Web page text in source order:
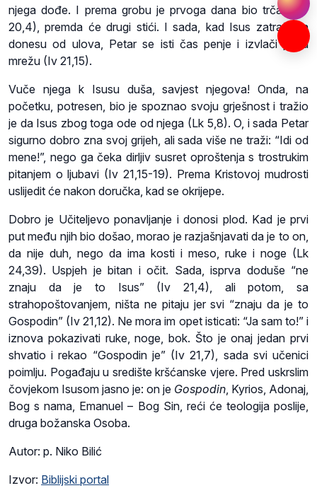
njega dođe. I prema grobu je prvoga dana bio trčao (Iv
20,4), premda će drugi stići. I sada, kad Isus zatraži da
donesu od ulova, Petar se isti čas penje i izvlači punu
mrežu (Iv 21,15).
Vuče njega k Isusu duša, savjest njegova! Onda, na
početku, potresen, bio je spoznao svoju grješnost i tražio
je da Isus zbog toga ode od njega (Lk 5,8). O, i sada Petar
sigurno dobro zna svoj grijeh, ali sada više ne traži: “Idi od
mene!”, nego ga čeka dirljiv susret oproštenja s trostrukim
pitanjem o ljubavi (Iv 21,15-19). Prema Kristovoj mudrosti
uslijedit će nakon doručka, kad se okrijepe.
Dobro je Učiteljevo ponavljanje i donosi plod. Kad je prvi
put među njih bio došao, morao je razjašnjavati da je to on,
da nije duh, nego da ima kosti i meso, ruke i noge (Lk
24,39). Uspjeh je bitan i očit. Sada, isprva doduše “ne
znaju da je to Isus” (Iv 21,4), ali potom, sa
strahopoštovanjem, ništa ne pitaju jer svi “znaju da je to
Gospodin” (Iv 21,12). Ne mora im opet isticati: “Ja sam to!” i
iznova pokazivati ruke, noge, bok. Što je onaj jedan prvi
shvatio i rekao “Gospodin je” (Iv 21,7), sada svi učenici
poimlju. Pogađaju u središte kršćanske vjere. Pred uskrslim
čovjekom Isusom jasno je: on je Gospodin, Kyrios, Adonaj,
Bog s nama, Emanuel – Bog Sin, reći će teologija poslije,
druga božanska Osoba.
Autor: p. Niko Bilić
Izvor: Biblijski portal